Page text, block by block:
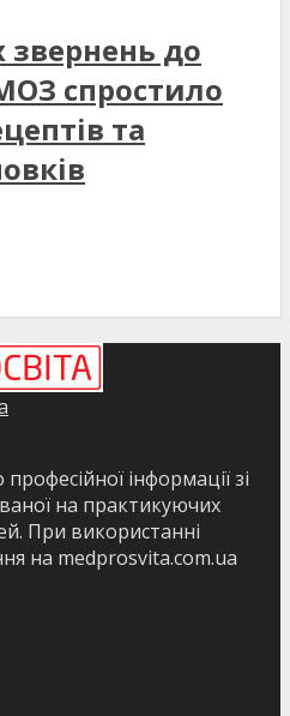
звернень до
спростило
та
інформації зі
на практикуючих
При використанні
на medprosvita.com.ua